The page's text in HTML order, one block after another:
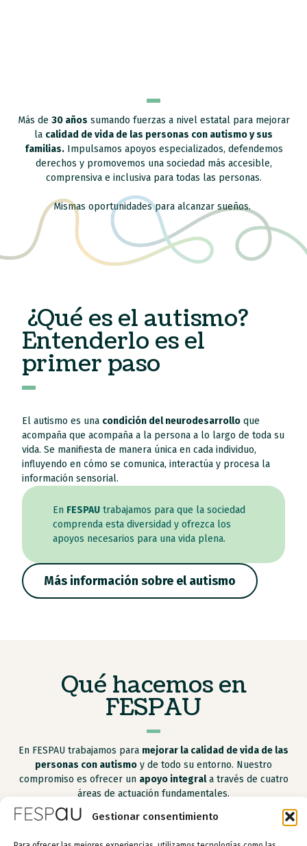
Gestionar consentimiento
Más de 30 años sumando fuerzas a nivel estatal para mejorar
la calidad de vida de las personas con autismo y sus
familias.Impulsamos apoyos especializados, defendemos
derechos y promovemos una sociedad más accesible,
comprensiva e inclusiva para todas las personas.
Mismas oportunidades para alcanzar sueños.
¿Qué es el autismo?
Entenderlo es el
primer paso
El autismo es una condición del neurodesarrollo que
acompaña que acompaña a la persona a lo largo de toda su
vida. Se manifiesta de manera única en cada individuo,
influyendo en cómo se comunica, interactúa y procesa la
información sensorial.
En FESPAU trabajamos para que la sociedad
comprenda esta diversidad y ofrezca los
apoyos necesarios para una vida plena.
Más información sobre el autismo
Qué hacemos en
FESPAU
En FESPAU trabajamos para mejorar la calidad de vida de las
personas con autismo y de todo su entorno. Nuestro
compromiso es ofrecer un apoyo integrala través de cuatro
áreas de actuación fundamentales.